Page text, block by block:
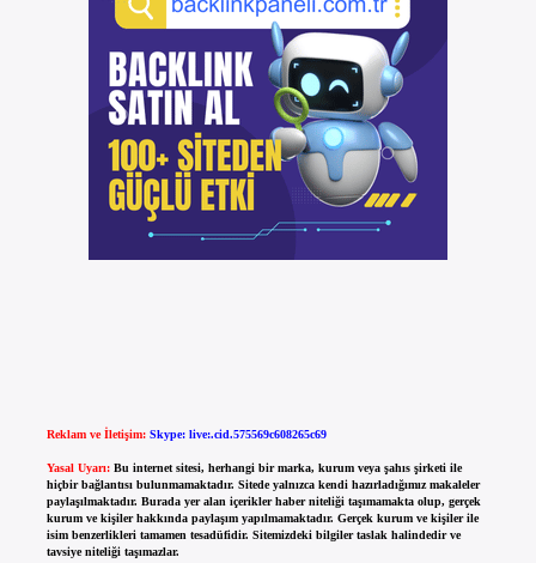
Reklam ve İletişim: Skype: live:.cid.575569c608265c69
Yasal Uyarı: Bu internet sitesi, herhangi bir marka, kurum veya şahıs şirketi ile
hiçbir bağlantısı bulunmamaktadır. Sitede yalnızca kendi hazırladığımız makaleler
paylaşılmaktadır. Burada yer alan içerikler haber niteliği taşımamakta olup, gerçek
kurum ve kişiler hakkında paylaşım yapılmamaktadır. Gerçek kurum ve kişiler ile
isim benzerlikleri tamamen tesadüfidir. Sitemizdeki bilgiler taslak halindedir ve
tavsiye niteliği taşımazlar.